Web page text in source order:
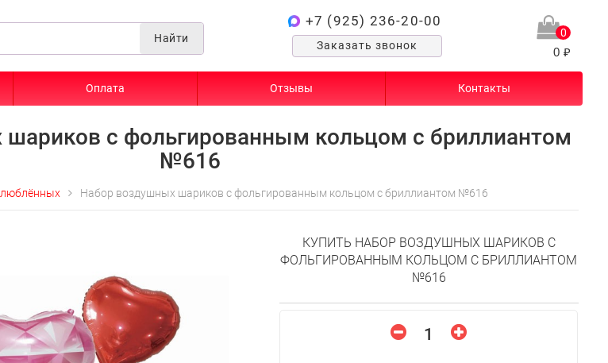
Найти
+7 (925) 236-20-00
Заказать звонок
0
0 ₽
Оплата Отзывы Контакты
с фольгированным кольцом с бриллиантом
№616
Набор воздушных шариков с фольгированным кольцом с бриллиантом №616
КУПИТЬ НАБОР ВОЗДУШНЫХ ШАРИКОВ С
ФОЛЬГИРОВАННЫМ КОЛЬЦОМ С БРИЛЛИАНТОМ
№616